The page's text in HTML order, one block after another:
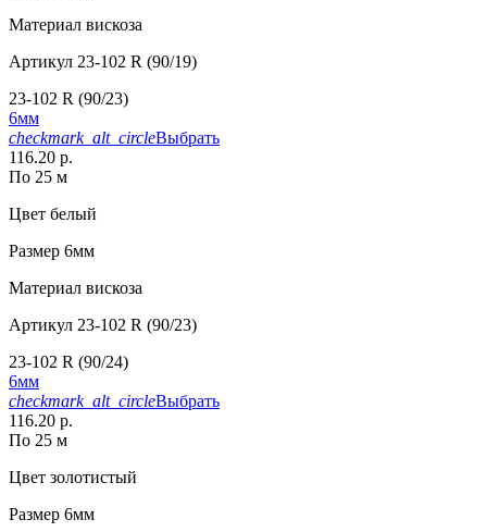
Материал вискоза
Артикул 23-102 R (90/19)
23-102 R (90/23)
6мм
checkmark_alt_circleВыбрать
116.20 р.
По 25 м
Цвет белый
Размер 6мм
Материал вискоза
Артикул 23-102 R (90/23)
23-102 R (90/24)
6мм
checkmark_alt_circleВыбрать
116.20 р.
По 25 м
Цвет золотистый
Размер 6мм